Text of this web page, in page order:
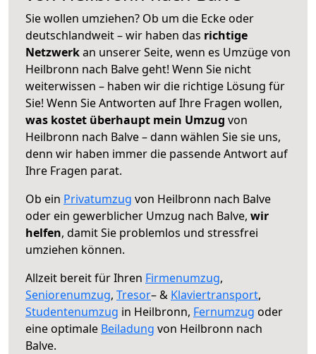
Sie wollen umziehen? Ob um die Ecke oder
deutschlandweit – wir haben das richtige
Netzwerkan unserer Seite, wenn es Umzüge von
Heilbronn nach Balve geht! Wenn Sie nicht
weiterwissen – haben wir die richtige Lösung für
Sie! Wenn Sie Antworten auf Ihre Fragen wollen,
was kostet überhaupt mein Umzug von
Heilbronn nach Balve – dann wählen Sie sie uns,
denn wir haben immer die passende Antwort auf
Ihre Fragen parat.
Ob ein Privatumzug von Heilbronn nach Balve
oder ein gewerblicher Umzug nach Balve, wir
helfen, damit Sie problemlos und stressfrei
umziehen können.
Allzeit bereit für Ihren Firmenumzug,
Seniorenumzug, Tresor– & Klaviertransport,
Studentenumzug in Heilbronn, Fernumzug oder
eine optimale Beiladung von Heilbronn nach
Balve.